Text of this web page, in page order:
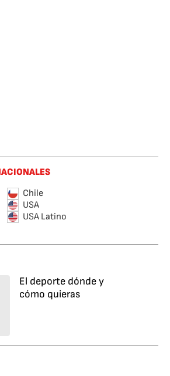
Chile
USA
USA Latino
El deporte dónde y
cómo quieras